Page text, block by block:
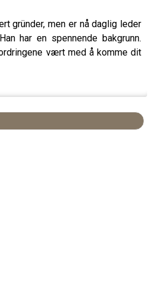
gründer, men er nå daglig leder
har en spennende bakgrunn.
vært med å komme dit
flytter kontoret nærmere der du
for gründere å starte opp. Dette